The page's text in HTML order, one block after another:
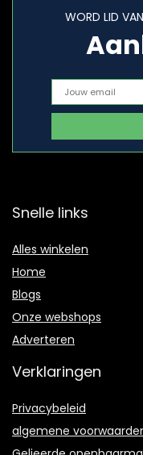
WORD LID
Snelle links
Alles winkelen
Home
Blogs
Onze webshops
Adverteren
Verklaringen
Privacybeleid
algemene